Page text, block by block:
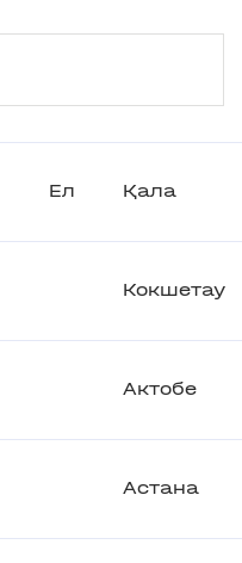
Ел Қала
Кокшетау
Актобе
Астана